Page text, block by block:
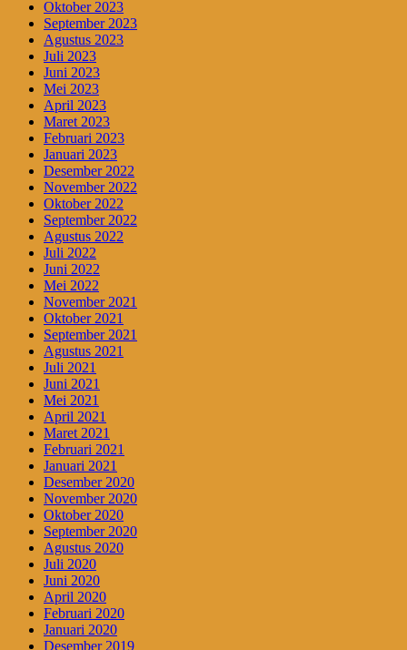
Oktober 2023
September 2023
Agustus 2023
Juli 2023
Juni 2023
Mei 2023
April 2023
Maret 2023
Februari 2023
Januari 2023
Desember 2022
November 2022
Oktober 2022
September 2022
Agustus 2022
Juli 2022
Juni 2022
Mei 2022
November 2021
Oktober 2021
September 2021
Agustus 2021
Juli 2021
Juni 2021
Mei 2021
April 2021
Maret 2021
Februari 2021
Januari 2021
Desember 2020
November 2020
Oktober 2020
September 2020
Agustus 2020
Juli 2020
Juni 2020
April 2020
Februari 2020
Januari 2020
Desember 2019